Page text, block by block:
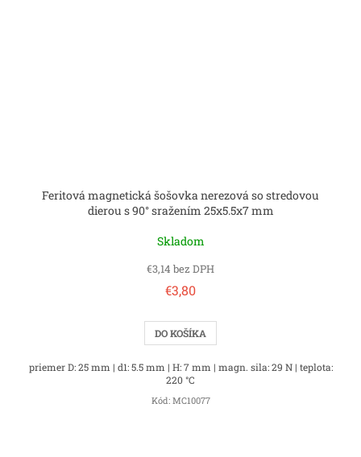
Feritová magnetická šošovka nerezová so stredovou
dierou s 90° sražením 25x5.5x7 mm
Skladom
€3,14 bez DPH
€3,80
DO KOŠÍKA
priemer D: 25 mm | d1: 5.5 mm | H: 7 mm | magn. sila: 29 N | teplota:
220 °C
Kód: MC10077